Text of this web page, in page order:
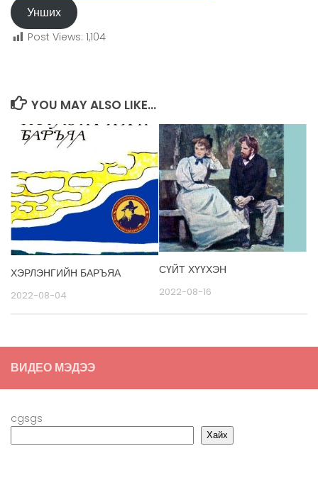
Унших
Post Views: 1,104
YOU MAY ALSO LIKE...
ХЭРЛЭНГИЙН БАРЪЯА
2022-08-04
СҮЙТ ХҮҮХЭН
2022-08-16
ВИДЕО МЭДЭЭ
cgsgs
Хайх